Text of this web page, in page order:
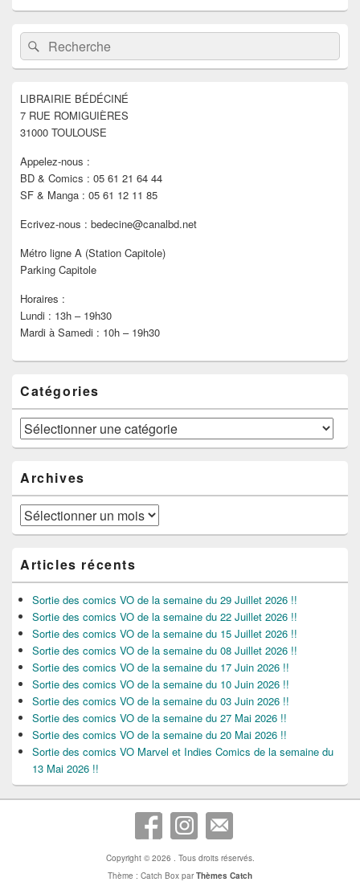
Zone
principale
de
widget
barre
latérale
Recherche :Rechercher
LIBRAIRIE BÉDÉCINÉ
7 RUE ROMIGUIÈRES
31000 TOULOUSE
Appelez-nous :
BD & Comics : 05 61 21 64 44
SF & Manga : 05 61 12 11 85
Ecrivez-nous : bedecine@canalbd.net
Métro ligne A (Station Capitole)
Parking Capitole
Horaires :
Lundi : 13h – 19h30
Mardi à Samedi : 10h – 19h30
Catégories
Catégories
Archives
Archives
Articles récents
Sortie des comics VO de la semaine du 29 Juillet 2026 !!
Sortie des comics VO de la semaine du 22 Juillet 2026 !!
Sortie des comics VO de la semaine du 15 Juillet 2026 !!
Sortie des comics VO de la semaine du 08 Juillet 2026 !!
Sortie des comics VO de la semaine du 17 Juin 2026 !!
Sortie des comics VO de la semaine du 10 Juin 2026 !!
Sortie des comics VO de la semaine du 03 Juin 2026 !!
Sortie des comics VO de la semaine du 27 Mai 2026 !!
Sortie des comics VO de la semaine du 20 Mai 2026 !!
Sortie des comics VO Marvel et Indies Comics de la semaine du
13 Mai 2026 !!
Copyright © 2026 . Tous droits réservés.
Thème : Catch Box parThèmes Catch